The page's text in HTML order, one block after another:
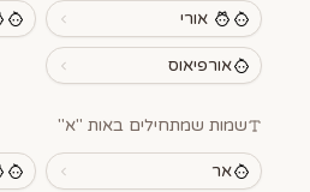
אורי
אורפיאוס
שמות שמתחילים באות "א"
אר